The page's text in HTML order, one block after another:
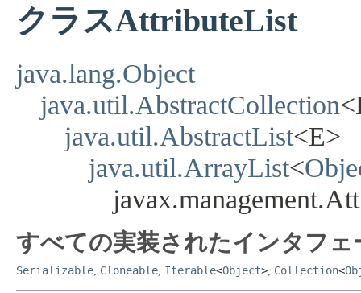
クラスAttributeList
java.lang.Object
java.util.AbstractCollection
java.util.AbstractList<E>
java.util.ArrayList<
すべての実装されたインタフェ
Serializable, Cloneable, Iterable<Object>, Collection<